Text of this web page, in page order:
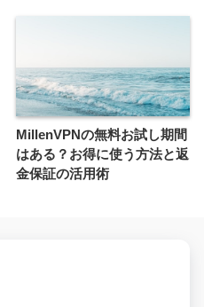
MillenVPNの無料お試し期間
はある？お得に使う方法と返
金保証の活用術